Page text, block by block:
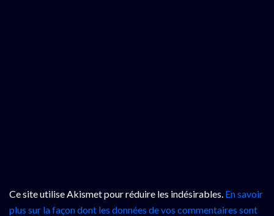
Ce site utilise Akismet pour réduire les indésirables. En savoir
plus sur la façon dont les données de vos commentaires sont